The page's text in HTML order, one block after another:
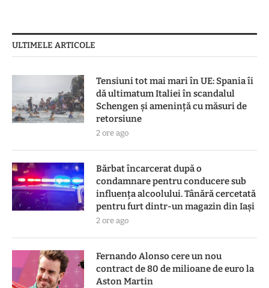
ULTIMELE ARTICOLE
Tensiuni tot mai mari în UE: Spania îi
dă ultimatum Italiei în scandalul
Schengen și amenință cu măsuri de
retorsiune
2 ore ago
Bărbat încarcerat după o
condamnare pentru conducere sub
influența alcoolului. Tânără cercetată
pentru furt dintr-un magazin din Iași
2 ore ago
Fernando Alonso cere un nou
contract de 80 de milioane de euro la
Aston Martin